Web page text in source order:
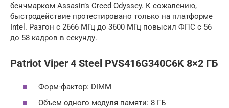
бенчмарком Assasin’s Creed Odyssey. К сожалению,
быстродействие протестировано только на платформе
Intel. Разгон с 2666 МГц до 3600 МГц повысил ФПС c 56
до 58 кадров в секунду.
Patriot Viper 4 Steel PVS416G340C6K 8×2 ГБ
Форм-фактор: DIMM
Объем одного модуля памяти: 8 ГБ